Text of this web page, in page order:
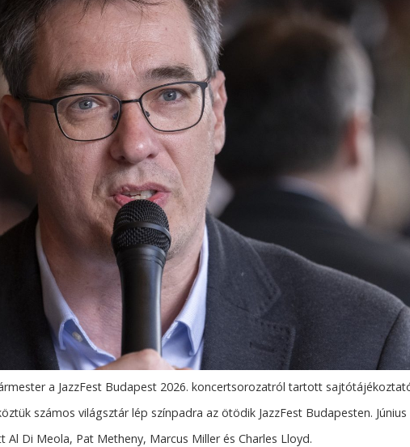
a JazzFest Budapest 2026. koncertsorozatról tartott
számos világsztár lép színpadra az ötödik JazzFest Budapesten.
Di Meola, Pat Metheny, Marcus Miller és Charles Lloyd.